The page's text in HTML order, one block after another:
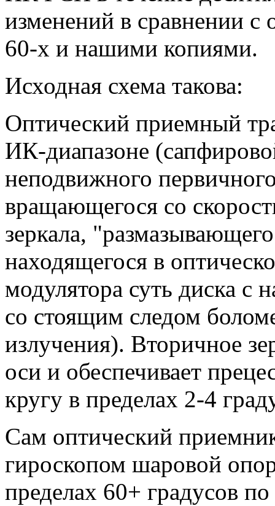
изменений в сравнении
60-х и нашими копиями.
Исходная схема такова:
Оптический приемный
ИК-диапазоне
неподвижного
вращающегося со
зеркала,
находящегося в
модулятора суть диска с
со стоящим следом
излучения). Вторичное
оси и обеспечивает
кругу в пределах 2-4
Сам оптический
гироскопом шаровой
пределах 60+ градусов